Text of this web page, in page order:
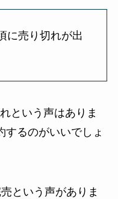
に売り切れが出
という声はありま
するのがいいでしょ
という声がありま